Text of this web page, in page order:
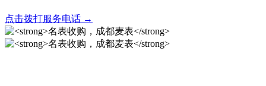
点击拨打服务电话 →